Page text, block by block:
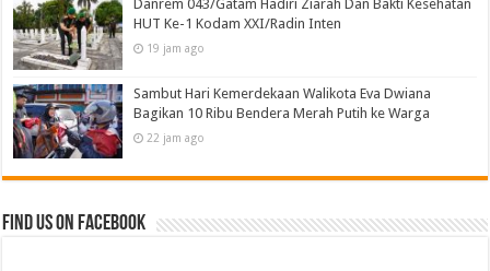
Danrem 043/Gatam Hadiri Ziarah Dan Bakti Kesehatan
HUT Ke-1 Kodam XXI/Radin Inten
19 jam ago
Sambut Hari Kemerdekaan Walikota Eva Dwiana
Bagikan 10 Ribu Bendera Merah Putih ke Warga
22 jam ago
Find us on Facebook